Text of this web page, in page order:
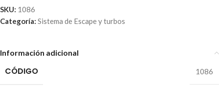
SKU: 1086
Categoría: Sistema de Escape y turbos
Información adicional
CÓDIGO 1086